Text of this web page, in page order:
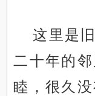
这里是
二十年的
睦，很久